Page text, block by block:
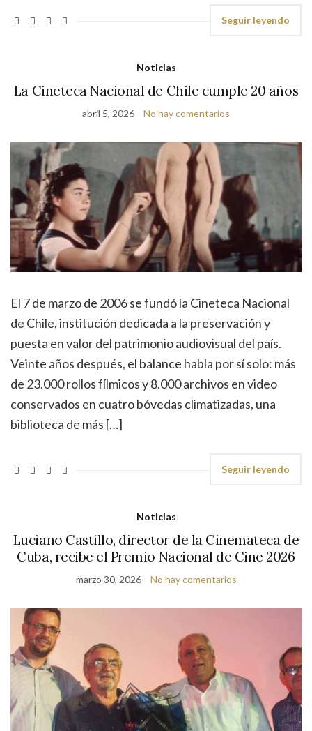
Seguir leyendo
Noticias
La Cineteca Nacional de Chile cumple 20 años
abril 5, 2026 No hay comentarios
El 7 de marzo de 2006 se fundó la Cineteca Nacional
de Chile, institución dedicada a la preservación y
puesta en valor del patrimonio audiovisual del país.
Veinte años después, el balance habla por sí solo: más
de 23.000 rollos fílmicos y 8.000 archivos en video
conservados en cuatro bóvedas climatizadas, una
biblioteca de más […]
Seguir leyendo
Noticias
Luciano Castillo, director de la Cinemateca de
Cuba, recibe el Premio Nacional de Cine 2026
marzo 30, 2026 No hay comentarios